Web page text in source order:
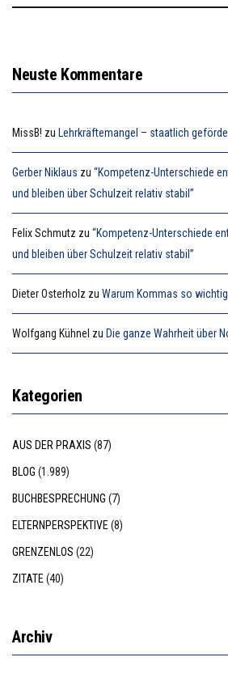
Neuste Kommentare
MissB! zu Lehrkräftemangel – staatlich
Gerber Niklaus zu “Kompetenz-Unterschiede
und bleiben über Schulzeit relativ stabil”
Felix Schmutz zu “Kompetenz-Unterschiede
und bleiben über Schulzeit relativ stabil”
Dieter Osterholz zu Warum Kommas so
Wolfgang Kühnel zu Die ganze Wahrheit über
Kategorien
AUS DER PRAXIS (87)
BLOG (1.989)
BUCHBESPRECHUNG (7)
ELTERNPERSPEKTIVE (8)
GRENZENLOS (22)
ZITATE (40)
Archiv